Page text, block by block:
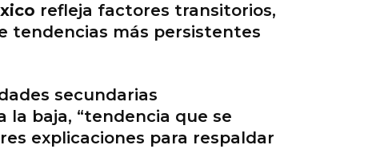
refleja factores transitorios,
tendencias más persistentes
secundarias
baja, “tendencia que se
explicaciones para respaldar